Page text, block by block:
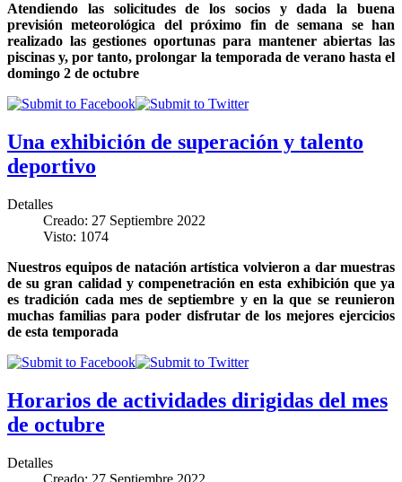
Atendiendo las solicitudes de los socios y dada la buena
previsión meteorológica del próximo fin de semana se han
realizado las gestiones oportunas para mantener abiertas las
piscinas y, por tanto, prolongar la temporada de verano hasta el
domingo 2 de octubre
Una exhibición de superación y talento
deportivo
Detalles
Creado: 27 Septiembre 2022
Visto: 1074
Nuestros equipos de natación artística volvieron a dar muestras
de su gran calidad y compenetración en esta exhibición que ya
es tradición cada mes de septiembre y en la que se reunieron
muchas familias para poder disfrutar de los mejores ejercicios
de esta temporada
Horarios de actividades dirigidas del mes
de octubre
Detalles
Creado: 27 Septiembre 2022